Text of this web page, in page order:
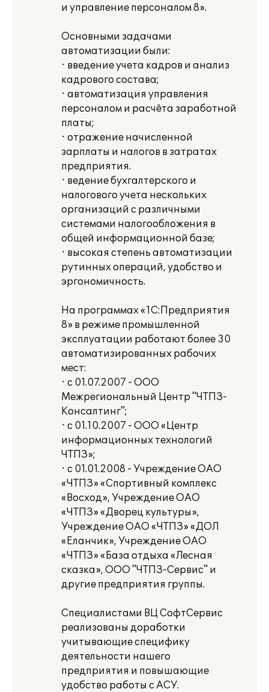
и управление персоналом 8».
Основными задачами
автоматизации были:
· введение учета кадров и анализ
кадрового состава;
· автоматизация управления
персоналом и расчёта заработной
платы;
· отражение начисленной
зарплаты и налогов в затратах
предприятия.
· ведение бухгалтерского и
налогового учета нескольких
организаций с различными
системами налогообложения в
общей информационной базе;
· высокая степень автоматизации
рутинных операций, удобство и
эргономичность.
На программах «1С:Предприятия
8» в режиме промышленной
эксплуатации работают более 30
автоматизированных рабочих
мест:
· с 01.07.2007 - ООО
Межрегиональный Центр "ЧТПЗ-
Консалтинг";
· с 01.10.2007 - ООО «Центр
информационных технологий
ЧТПЗ»;
· с 01.01.2008 - Учреждение ОАО
«ЧТПЗ» «Спортивный комплекс
«Восход», Учреждение ОАО
«ЧТПЗ» «Дворец культуры»,
Учреждение ОАО «ЧТПЗ» «ДОЛ
«Еланчик», Учреждение ОАО
«ЧТПЗ» «База отдыха «Лесная
сказка», ООО "ЧТПЗ-Сервис" и
другие предприятия группы.
Специалистами ВЦ СофтСервис
реализованы доработки
учитывающие специфику
деятельности нашего
предприятия и повышающие
удобство работы с АСУ.